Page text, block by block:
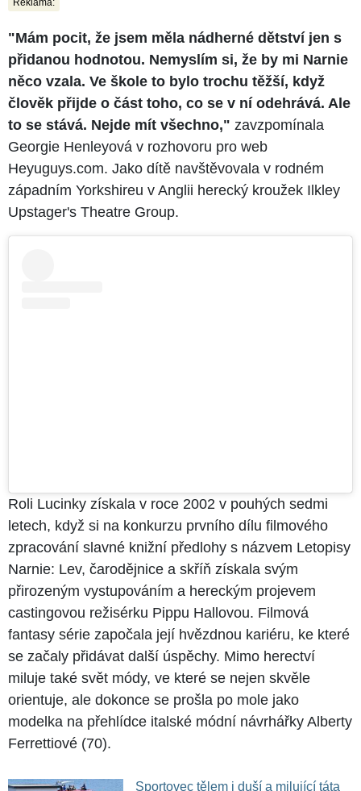
Reklama:
"Mám pocit, že jsem měla nádherné dětství jen s
přidanou hodnotou. Nemyslím si, že by mi Narnie
něco vzala. Ve škole to bylo trochu těžší, když
člověk přijde o část toho, co se v ní odehrává. Ale
to se stává. Nejde mít všechno," zavzpomínala
Georgie Henleyová v rozhovoru pro web
Heyuguys.com. Jako dítě navštěvovala v rodném
západním Yorkshireu v Anglii herecký kroužek Ilkley
Upstager's Theatre Group.
Roli Lucinky získala v roce 2002 v pouhých sedmi
letech, když si na konkurzu prvního dílu filmového
zpracování slavné knižní předlohy s názvem Letopisy
Narnie: Lev, čarodějnice a skříň získala svým
přirozeným vystupováním a hereckým projevem
castingovou režisérku Pippu Hallovou. Filmová
fantasy série započala její hvězdnou kariéru, ke které
se začaly přidávat další úspěchy. Mimo herectví
miluje také svět módy, ve které se nejen skvěle
orientuje, ale dokonce se prošla po mole jako
modelka na přehlídce italské módní návrhářky Alberty
Ferrettiové (70).
Sportovec tělem i duší a milující táta